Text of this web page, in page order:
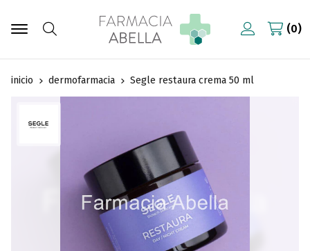
Buscar
0
inicio dermofarmacia Segle restaura crema 50 ml